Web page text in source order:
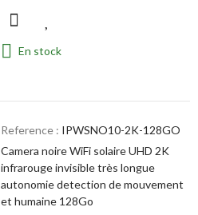
En stock
Reference : IPWSNO10-2K-128GO
Camera noire WiFi solaire UHD 2K
infrarouge invisible très longue
autonomie detection de mouvement
et humaine 128Go